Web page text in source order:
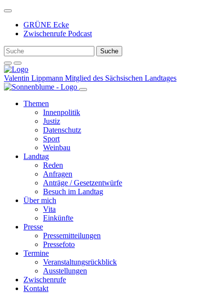
Weiter
Inhalt
GRÜNE Ecke
Zwischenrufe Podcast
Valentin Lippmann Mitglied des Sächsischen Landtages
Themen
Innenpolitik
Justiz
Datenschutz
Sport
Weinbau
Landtag
Reden
Anfragen
Anträge / Gesetzentwürfe
Besuch im Landtag
Über mich
Vita
Einkünfte
Presse
Pressemitteilungen
Pressefoto
Termine
Veranstaltungsrückblick
Ausstellungen
Zwischenrufe
Kontakt